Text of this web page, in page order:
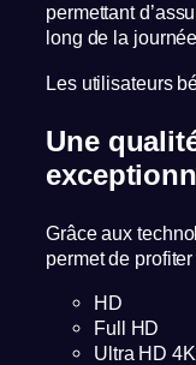
permettant
long de la
Les utilisateurs
Une
Grâce aux
permet de
HD
Full HD
Ultra HD